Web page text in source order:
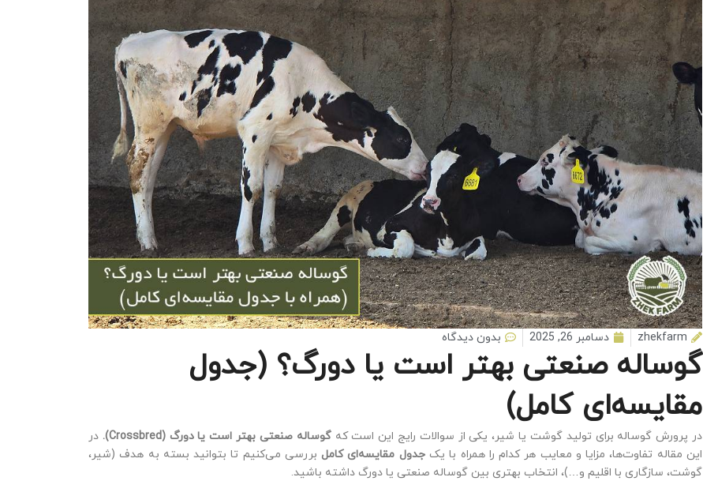
zhekfarm دسامبر 26, 2025 بدون دیدگاه
گوساله صنعتی بهتر است یا دورگ؟ (جدول
مقایسه‌ای کامل)
در پرورش گوساله برای تولید گوشت یا شیر، یکی از سوالات رایج این است کهگوساله صنعتی بهتر است یا دورگ (Crossbred).
در
این مقاله تفاوت‌ها، مزایا و معایب هر کدام را همراه با یکجدول مقایسه‌ای کامل بررسی می‌کنیم تا بتوانید بسته به هدف (شیر،
گوشت، سازگاری با اقلیم و…)، انتخاب بهتری بین گوساله صنعتی یا دورگ داشته باشید.